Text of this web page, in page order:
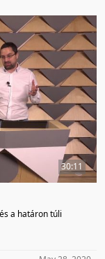
30:11
a határon túli